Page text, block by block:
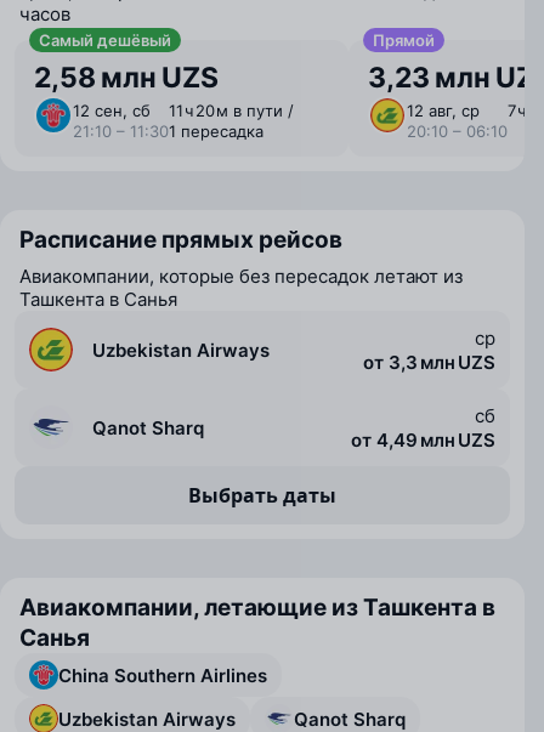
часов
Самый дешёвый
2,58 млн UZS
12 сен, сб
21:10 – 11:30
11 ⁠ч 20 ⁠м в пути /
1 пересадка
Прямой
3,23 млн
12 авг, ср
20:10 – 06:10
7 ⁠ч
Расписание прямых рейсов
Авиакомпании, которые без пересадок летают из
Ташкента в Санья
Uzbekistan Airways
ср
от 3,3 млн UZS
Qanot Sharq
сб
от 4,49 млн UZS
Выбрать даты
Авиакомпании, летающие из Ташкента в
Санья
China Southern Airlines
Uzbekistan Airways
Qanot Sharq